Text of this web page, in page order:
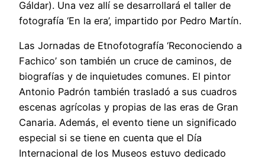
Gáldar). Una vez allí se desarrollará el taller de
fotografía ‘En la era’, impartido por Pedro Martín.
Las Jornadas de Etnofotografía ‘Reconociendo a
Fachico’ son también un cruce de caminos, de
biografías y de inquietudes comunes. El pintor
Antonio Padrón también trasladó a sus cuadros
escenas agrícolas y propias de las eras de Gran
Canaria. Además, el evento tiene un significado
especial si se tiene en cuenta que el Día
Internacional de los Museos estuvo dedicado